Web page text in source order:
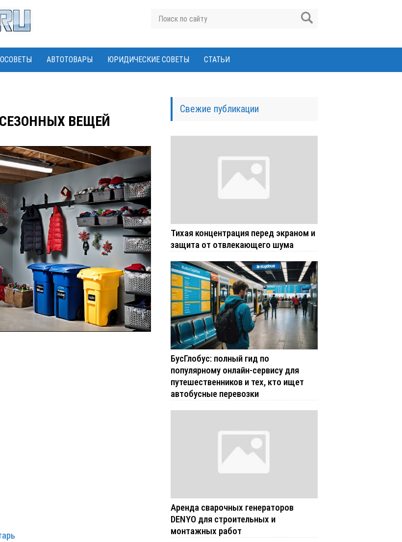
АВТОТОВАРЫ ЮРИДИЧЕСКИЕ СОВЕТЫ СТАТЬИ
ВЕЩЕЙ
Свежие публикации
Тихая концентрация перед экраном и
защита от отвлекающего шума
БусГлобус: полный гид по
популярному онлайн-сервису для
путешественников и тех, кто ищет
автобусные перевозки
Аренда сварочных генераторов
DENYO для строительных и
монтажных работ